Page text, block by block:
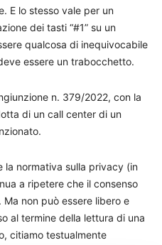
E lo stesso vale per un
dei tasti “#1” su un
qualcosa di inequivocabile
essere un trabocchetto.
n. 379/2022, con la
di un call center di un
la normativa sulla privacy (in
a ripetere che il consenso
non può essere libero e
al termine della lettura di una
citiamo testualmente